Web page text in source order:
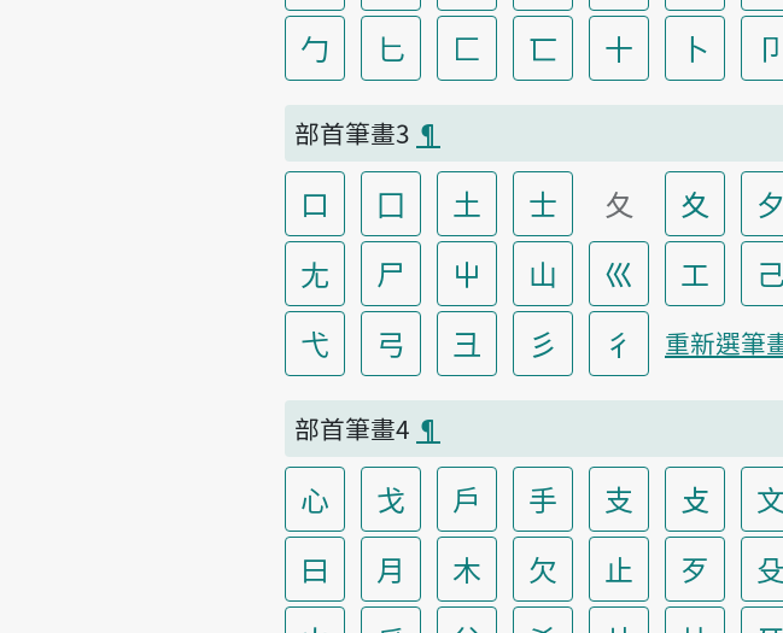
勹
匕 匚 匸 十 卜 卩
部首筆畫3 ¶
口 囗 土 士 夂 夊 夕
尢
尸 屮 山 巛 工 己
弋
弓 彐 彡 彳 重新選筆
部首筆畫4 ¶
心 戈 戶 手 支 攴 文
曰
月 木 欠 止 歹 殳